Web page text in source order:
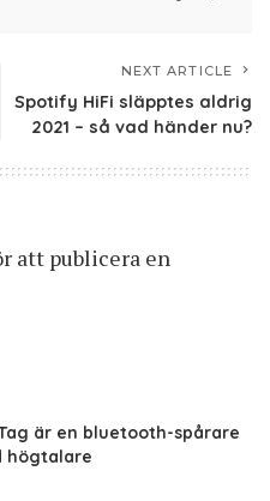
NEXT ARTICLE
Spotify HiFi släpptes aldrig
2021 – så vad händer nu?
att publicera en
är en bluetooth-spårare
högtalare